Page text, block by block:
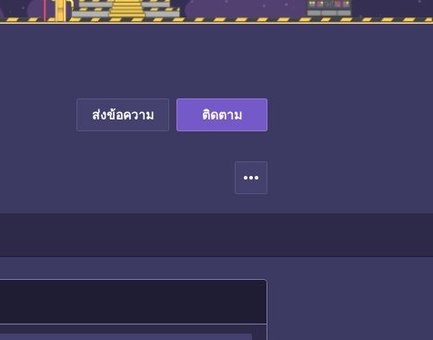
ส่งข้อความ ติดตาม
more_horiz